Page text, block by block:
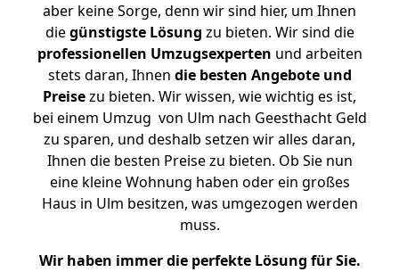
aber keine Sorge, denn wir sind hier, um Ihnen
diegünstigste Lösung zu bieten. Wir sind die
professionellen Umzugsexperten und arbeiten
stets daran, Ihnen die besten Angebote und
Preisezu bieten. Wir wissen, wie wichtig es ist,
bei einem Umzug von Ulm nach Geesthacht Geld
zu sparen, und deshalb setzen wir alles daran,
Ihnen die besten Preise zu bieten. Ob Sie nun
eine kleine Wohnung haben oder ein großes
Haus in Ulm besitzen, was umgezogen werden
muss.
Wir haben immer die perfekte Lösung für Sie.